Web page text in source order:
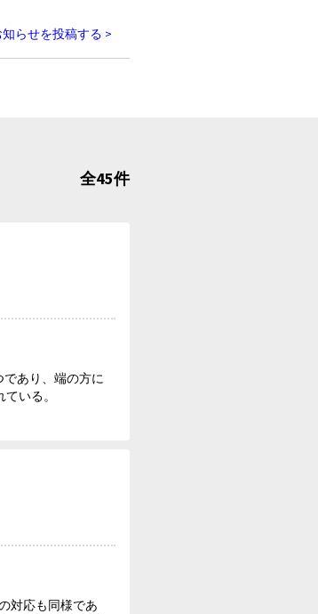
知らせを投稿する >
全45件
あり、端の方に
いる。
対応も同様であ